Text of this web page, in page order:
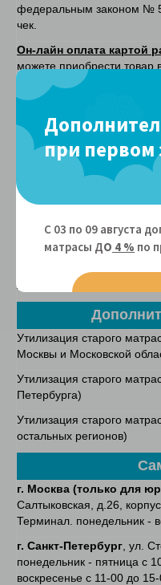
федеральным законом №
чек.
Он-лайн оплата картой
можете приобрести товар
переплат. Наш магазин
Совесть.
Рассрочка без переплат
6, 9, 10 или 12 мес.
Сбербанком"здесь.
Рассрочка от Почта
данной рассрочки,
Оплата частями(Вы
оставшиеся 75% вы
любых банков.)
Утилизация старого
Москвы и Московской
Утилизация старого
Петербурга)
Утилизация старого
остальных регионов)
г. Москва (только для
Салтыковская, д.26,
Терминал. понедельник -
г. Санкт-Петербург , ул.
понедельник - пятница с
воскресенье с 11-00 до
при первом
С 03 по 09 августа
матрасы ДО 4 % по